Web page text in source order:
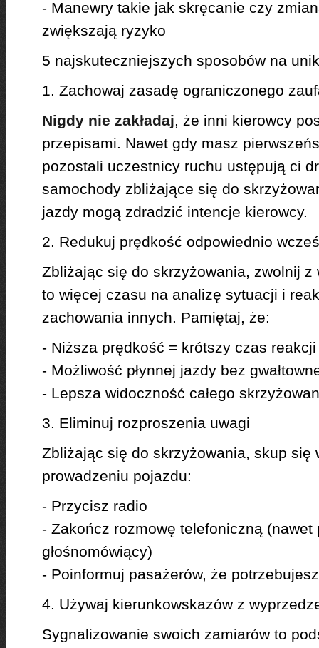
- Manewry takie jak skręcanie czy
zwiększają ryzyko
5 najskuteczniejszych sposobów na
1. Zachowaj zasadę ograniczonego
Nigdy nie zakładaj, że inni kierowcy
przepisami. Nawet gdy masz
pozostali uczestnicy ruchu ustępują ci
samochody zbliżające się do
jazdy mogą zdradzić intencje kierowcy.
2. Redukuj prędkość odpowiednio
Zbliżając się do skrzyżowania, zwolnij z
to więcej czasu na analizę sytuacji i
zachowania innych. Pamiętaj, że:
- Niższa prędkość = krótszy czas
- Możliwość płynnej jazdy bez
- Lepsza widoczność całego
3. Eliminuj rozproszenia uwagi
Zbliżając się do skrzyżowania, skup się
prowadzeniu pojazdu:
- Przycisz radio
- Zakończ rozmowę telefoniczną (nawet
głośnomówiący)
- Poinformuj pasażerów, że
4. Używaj kierunkowskazów z
Sygnalizowanie swoich zamiarów to